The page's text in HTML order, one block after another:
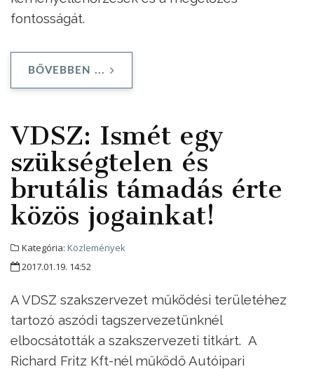
fontosságát.
BŐVEBBEN ...
VDSZ: Ismét egy
szükségtelen és
brutális támadás érte
közös jogainkat!
Kategória: Közlemények
2017.01.19. 14:52
A VDSZ szakszervezet működési területéhez
tartozó aszódi tagszervezetünknél
elbocsátották a szakszervezeti titkárt. A
Richard Fritz Kft-nél működő Autóipari